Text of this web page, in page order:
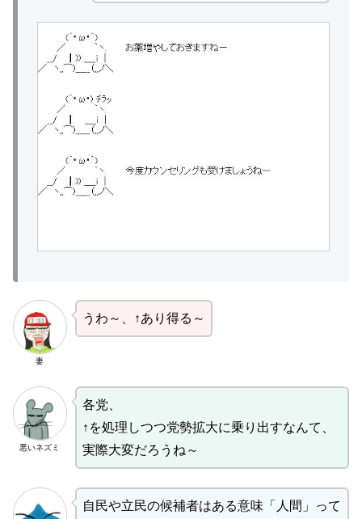
妻
うわ～、↑あり得る～
悪いネズミ
各党、
↑を処理しつつ党勢拡大に乗り出すなんて、
実際大変だろうね～
自民や立民の候補者はある意味「人間」って